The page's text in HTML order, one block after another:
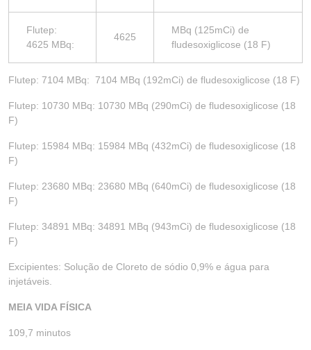
Flutep:
4625 MBq:
4625
MBq (125mCi) de
fludesoxiglicose (18 F)
Flutep: 7104 MBq: 7104 MBq (192mCi) de fludesoxiglicose (18 F)
Flutep: 10730 MBq: 10730 MBq (290mCi) de fludesoxiglicose (18
F)
Flutep: 15984 MBq: 15984 MBq (432mCi) de fludesoxiglicose (18
F)
Flutep: 23680 MBq: 23680 MBq (640mCi) de fludesoxiglicose (18
F)
Flutep: 34891 MBq: 34891 MBq (943mCi) de fludesoxiglicose (18
F)
Excipientes: Solução de Cloreto de sódio 0,9% e água para
injetáveis.
MEIA VIDA FÍSICA
109,7 minutos